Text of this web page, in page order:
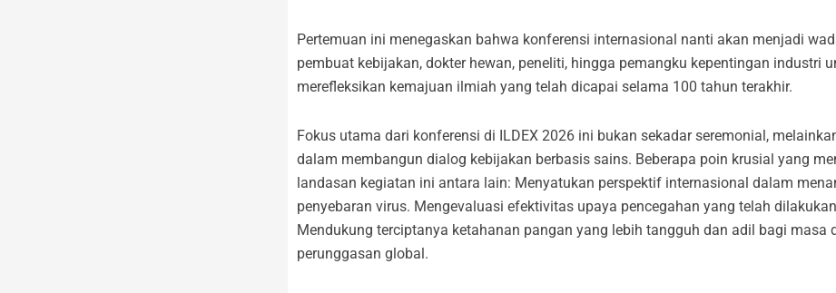
Pertemuan ini menegaskan bahwa konferensi internasional nanti akan menjadi
pembuat kebijakan, dokter hewan, peneliti, hingga pemangku kepentingan industri
merefleksikan kemajuan ilmiah yang telah dicapai selama 100 tahun terakhir.
Fokus utama dari konferensi di ILDEX 2026 ini bukan sekadar seremonial,
dalam membangun dialog kebijakan berbasis sains. Beberapa poin krusial yang
landasan kegiatan ini antara lain: Menyatukan perspektif internasional dalam
penyebaran virus. Mengevaluasi efektivitas upaya pencegahan yang telah
Mendukung terciptanya ketahanan pangan yang lebih tangguh dan adil bagi masa
perunggasan global.